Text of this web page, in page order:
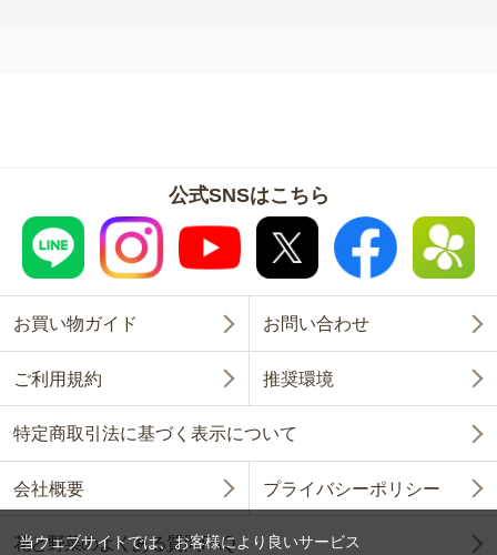
公式SNSはこちら
お買い物ガイド お問い合わせ
ご利用規約 推奨環境
特定商取引法に基づく表示について
会社概要 プライバシーポリシー
花と野菜のよくある質問FAQ
当ウェブサイトでは、お客様により良いサービス